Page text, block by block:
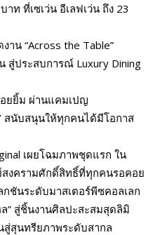
ท ที่เซเว่น อีเลฟเว่น ถึง 23
าน “Across the Table”
ประสบการณ์ Luxury Dining
ยยิ้ม ผ่านแคมเปญ
สนับสนุนให้ทุกคนได้มีโอกาส
เผยโฉมภาพชุดแรก ใน
งครามศักดิ์สิทธิ์ที่ทุกคนรอคอย
ลกชันระดับมาสเตอร์พีซคอลเลก
” สู่ชิ้นงานศิลปะสะสมสุดลิมิ
สุนทรียภาพระดับสากล